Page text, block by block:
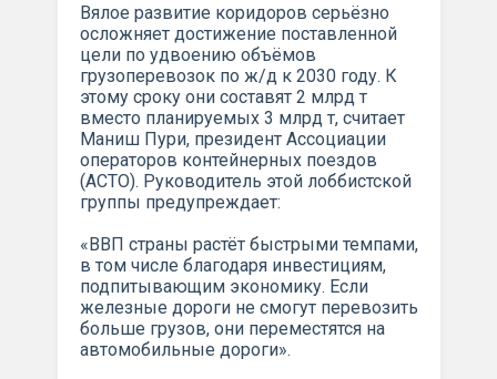
Вялое развитие коридоров серьёзно
осложняет достижение поставленной
цели по удвоению объёмов
грузоперевозок по ж/д к 2030 году. К
этому сроку они составят 2 млрд т
вместо планируемых 3 млрд т, считает
Маниш Пури, президент Ассоциации
операторов контейнерных поездов
(ACTO). Руководитель этой лоббистской
группы предупреждает:
«ВВП страны растёт быстрыми темпами,
в том числе благодаря инвестициям,
подпитывающим экономику. Если
железные дороги не смогут перевозить
больше грузов, они переместятся на
автомобильные дороги».